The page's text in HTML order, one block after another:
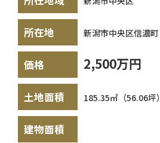
所在地 新潟市中央区信濃町
価格 2,500万円
土地面積 185.35㎡（56.06坪）
建物面積